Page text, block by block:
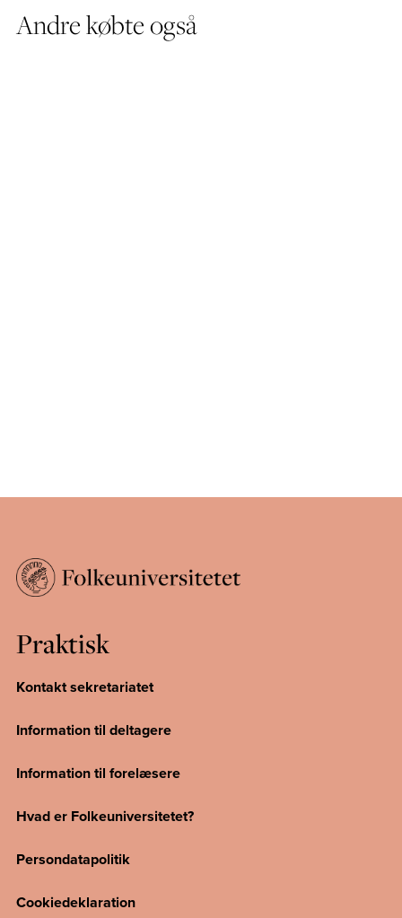
Andre købte også
Praktisk
Kontakt sekretariatet
Information til deltagere
Information til forelæsere
Hvad er Folkeuniversitetet?
Persondatapolitik
Cookiedeklaration